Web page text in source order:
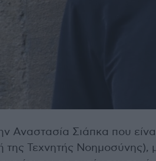
Αναστασία Σιάπκα που
της Τεχνητής Νοημοσύνης),